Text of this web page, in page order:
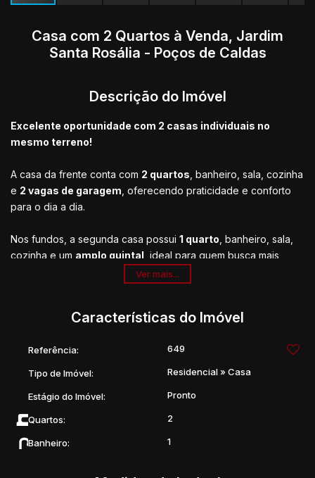
Casa com 2 Quartos à Venda, Jardim
Santa Rosália - Poços de Caldas
Descrição do Imóvel
Excelente oportunidade com 2 casas individuais no
mesmo terreno!
A casa da frente conta com 2 quartos , banheiro, sala, cozinha
e 2 vagas de garagem , oferecendo praticidade e conforto
para o dia a dia.
Nos fundos, a segunda casa possui 1 quarto , banheiro, sala,
cozinha e um amplo quintal , ideal para quem busca mais
geração de renda com locação.
Ver mais...
Características do Imóvel
Referência: 649
Tipo de Imóvel: Residencial» Casa
Estágio do Imóvel: Pronto
Quartos: 2
Banheiro: 1